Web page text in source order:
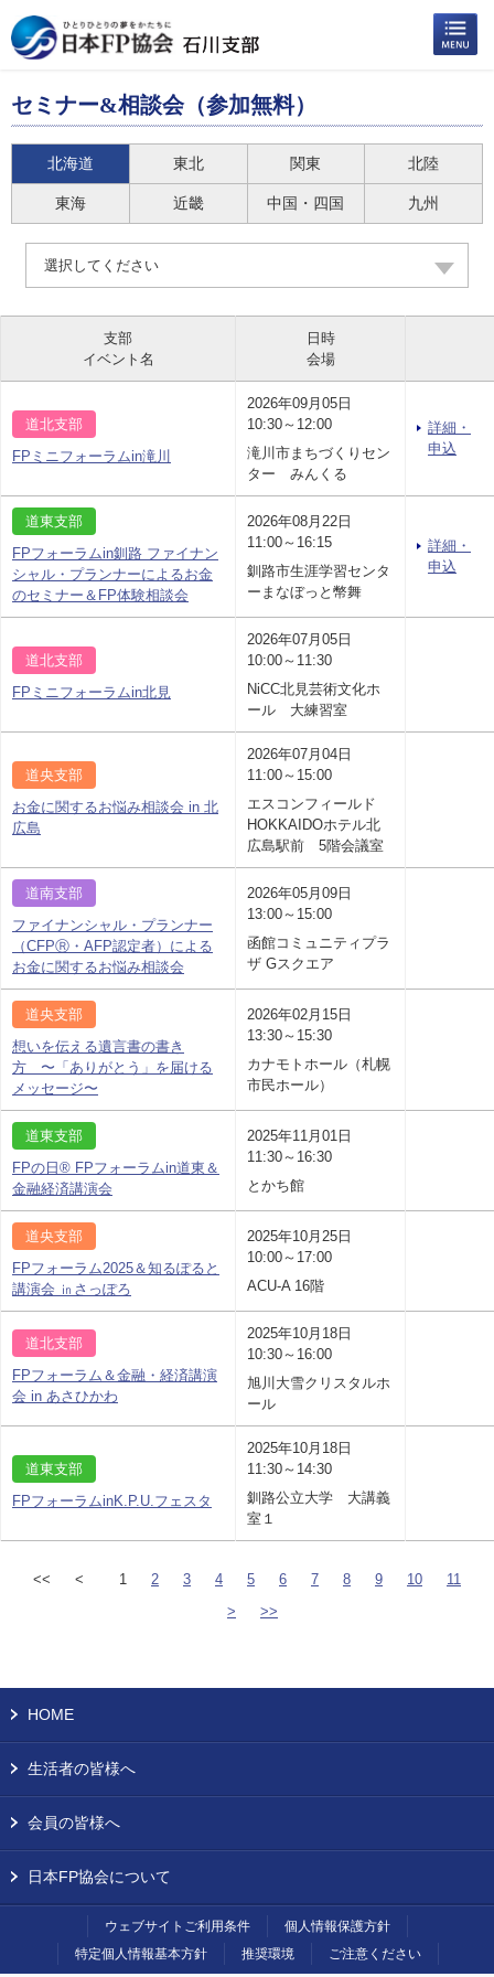
セミナー&相談会（参加無料）
北海道 東北 関東 北陸
東海 近畿 中国・四国 九州
選択してください
支部
イベント名
日時
会場
道北支部
FPミニフォーラムin滝川
2026年09月05日
10:30～12:00
滝川市まちづくりセン
ター みんくる
詳細・
申込
道東支部
FPフォーラムin釧路 ファイナン
シャル・プランナーによるお金
のセミナー＆FP体験相談会
2026年08月22日
11:00～16:15
釧路市生涯学習センタ
ーまなぼっと幣舞
詳細・
申込
道北支部
FPミニフォーラムin北見
2026年07月05日
10:00～11:30
NiCC北見芸術文化ホ
ール 大練習室
道央支部
お金に関するお悩み相談会 in 北
広島
2026年07月04日
11:00～15:00
エスコンフィールド
HOKKAIDOホテル北
広島駅前 5階会議室
道南支部
ファイナンシャル・プランナー
（CFPⓇ・AFP認定者）による
お金に関するお悩み相談会
2026年05月09日
13:00～15:00
函館コミュニティプラ
ザ Gスクエア
道央支部
想いを伝える遺言書の書き
方 〜「ありがとう」を届ける
メッセージ〜
2026年02月15日
13:30～15:30
カナモトホール（札幌
市民ホール）
道東支部
FPの日® FPフォーラムin道東＆
金融経済講演会
2025年11月01日
11:30～16:30
とかち館
道央支部
FPフォーラム2025＆知るぽると
講演会 ㏌さっぽろ
2025年10月25日
10:00～17:00
ACU-A 16階
道北支部
FPフォーラム＆金融・経済講演
会 in あさひかわ
2025年10月18日
10:30～16:00
旭川大雪クリスタルホ
ール
道東支部
FPフォーラムinK.P.U.フェスタ
2025年10月18日
11:30～14:30
釧路公立大学 大講義
室１
<< < 1 2 3 4 5 6 7 8 9 10
11
>
>>
HOME
生活者の皆様へ
会員の皆様へ
日本FP協会について
ウェブサイトご利用条件
個人情報保護方針
特定個人情報基本方針
推奨環境 ご注意ください